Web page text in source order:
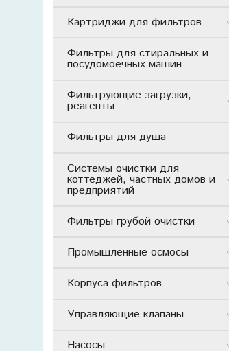
Картриджи для фильтров
Фильтры для стиральных и
посудомоечных машин
Фильтрующие загрузки,
реагенты
Фильтры для душа
Системы очистки для
коттеджей, частных домов и
предприятий
Фильтры грубой очистки
Промышленные осмосы
Корпуса фильтров
Управляющие клапаны
Насосы